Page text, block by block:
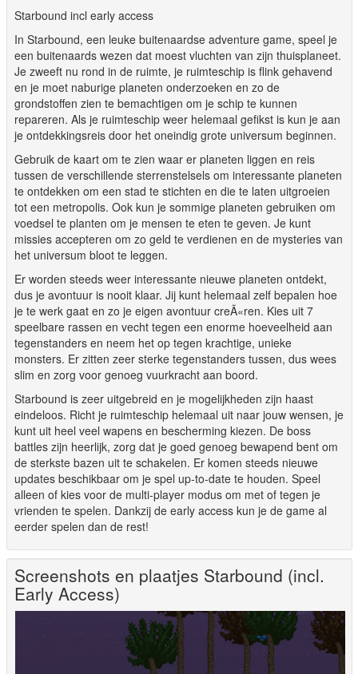
Starbound incl early access
In Starbound, een leuke buitenaardse adventure game, speel je
een buitenaards wezen dat moest vluchten van zijn thuisplaneet.
Je zweeft nu rond in de ruimte, je ruimteschip is flink gehavend
en je moet naburige planeten onderzoeken en zo de
grondstoffen zien te bemachtigen om je schip te kunnen
repareren. Als je ruimteschip weer helemaal gefikst is kun je aan
je ontdekkingsreis door het oneindig grote universum beginnen.
Gebruik de kaart om te zien waar er planeten liggen en reis
tussen de verschillende sterrenstelsels om interessante planeten
te ontdekken om een stad te stichten en die te laten uitgroeien
tot een metropolis. Ook kun je sommige planeten gebruiken om
voedsel te planten om je mensen te eten te geven. Je kunt
missies accepteren om zo geld te verdienen en de mysteries van
het universum bloot te leggen.
Er worden steeds weer interessante nieuwe planeten ontdekt,
dus je avontuur is nooit klaar. Jij kunt helemaal zelf bepalen hoe
je te werk gaat en zo je eigen avontuur creÃ«ren. Kies uit 7
speelbare rassen en vecht tegen een enorme hoeveelheid aan
tegenstanders en neem het op tegen krachtige, unieke
monsters. Er zitten zeer sterke tegenstanders tussen, dus wees
slim en zorg voor genoeg vuurkracht aan boord.
Starbound is zeer uitgebreid en je mogelijkheden zijn haast
eindeloos. Richt je ruimteschip helemaal uit naar jouw wensen, je
kunt uit heel veel wapens en bescherming kiezen. De boss
battles zijn heerlijk, zorg dat je goed genoeg bewapend bent om
de sterkste bazen uit te schakelen. Er komen steeds nieuwe
updates beschikbaar om je spel up-to-date te houden. Speel
alleen of kies voor de multi-player modus om met of tegen je
vrienden te spelen. Dankzij de early access kun je de game al
eerder spelen dan de rest!
Screenshots en plaatjes Starbound (incl.
Early Access)